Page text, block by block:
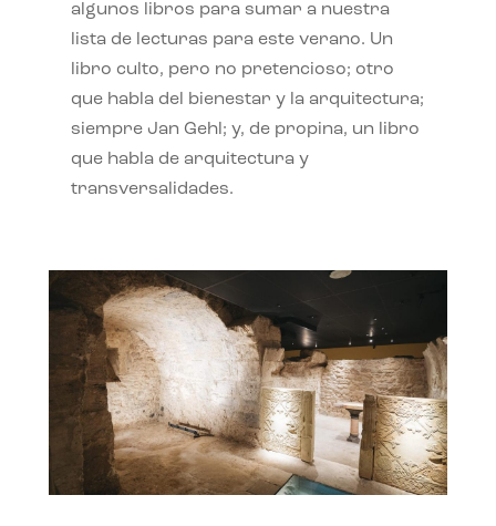
algunos libros para sumar a nuestra
lista de lecturas para este verano. Un
libro culto, pero no pretencioso; otro
que habla del bienestar y la arquitectura;
siempre Jan Gehl; y, de propina, un libro
que habla de arquitectura y
transversalidades.